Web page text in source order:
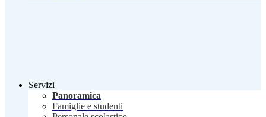
Servizi
Panoramica
Famiglie e studenti